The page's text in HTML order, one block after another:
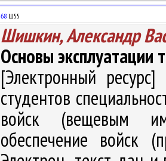
68 Ш55
Шишкин, Александр
Основы эксплуатации
[Электронный
студентов
войск (вещевым
обеспечение войск